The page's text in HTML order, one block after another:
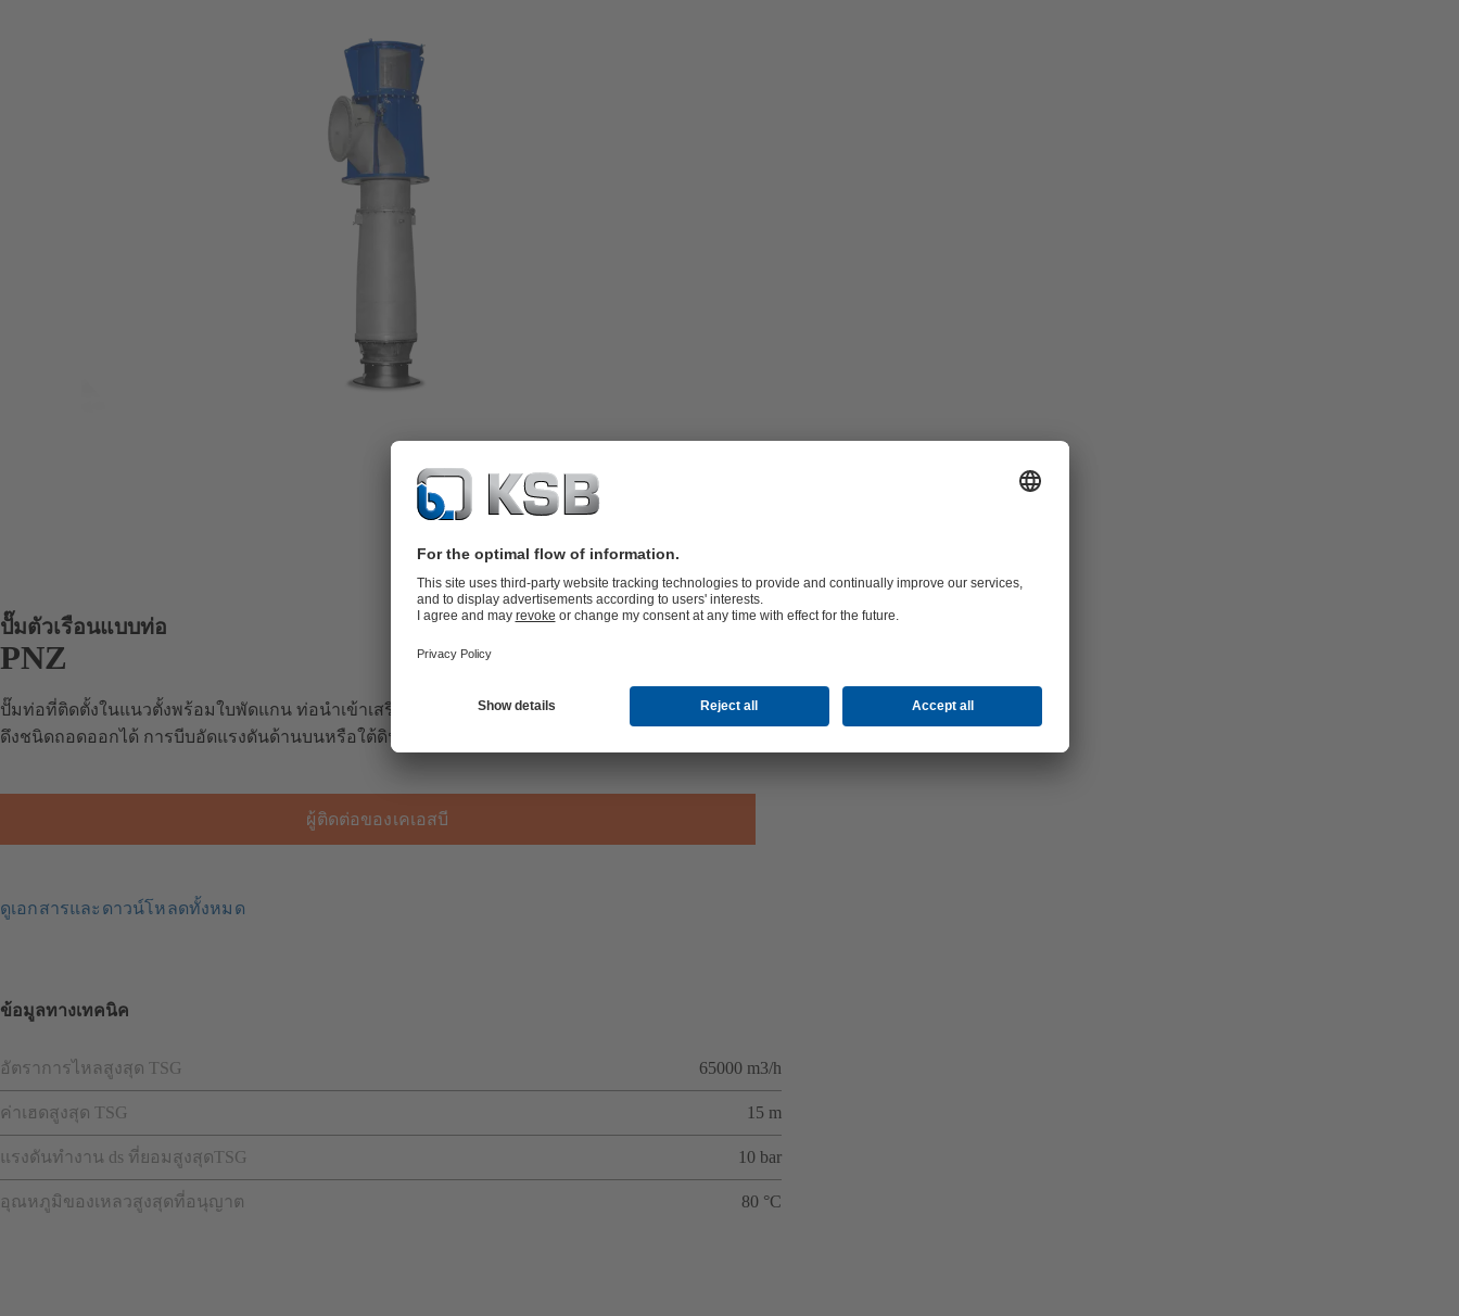
ปั๊มตัวเรือนแบบท่อ
PNZ
ปั๊มท่อที่ติดตั้งในแนวตั้งพร้อมใบพัดแกน ท่อนำเข้าเสริมด้วยหัวฉีดเข้าหรือท่อร่วม พร้อมอุปกรณ์หมุน
ดึงชนิดถอดออกได้ การบีบอัดแรงดันด้านบนหรือใต้ดิน หน้าแปลนตามมาตรฐาน DIN หรือ ANSI
ผู้ติดต่อของเคเอสบี
ดูเอกสารและดาวน์โหลดทั้งหมด
ข้อมูลทางเทคนิค
อัตราการไหลสูงสุด TSG 65000 m3/h
ค่าเฮดสูงสุด TSG 15 m
แรงดันทำงาน ds ที่ยอมสูงสุดTSG 10 bar
อุณหภูมิของเหลวสูงสุดที่อนุญาต 80 °C